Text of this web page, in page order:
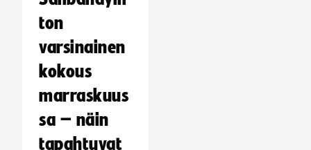
ton
varsinainen
kokous
marraskuus
sa – näin
tapahtuvat